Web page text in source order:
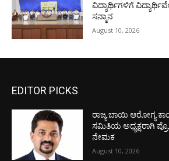
ವಿದ್ಯಾರ್ಥಿಗಳಿಗೆ
ಸನ್ಮಾನ
August 10, 2026
EDITOR PICKS
ರಾಜ್ಯ ಬಾಯಿ ಆರೋಗ್ಯ
ಸಮಿತಿಯ ಅಧ್ಯಕ್ಷರಾಗಿ
ನೇಮಕ
August 10, 2026